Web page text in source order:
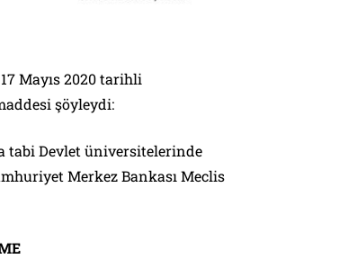
Mayıs 2020 tarihli
şöyleydi:
tabi Devlet üniversitelerinde
Merkez Bankası Meclis